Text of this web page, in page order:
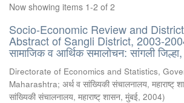
Now showing items 1-2 of 2
Socio-Economic Review and
Abstract of Sangli District, 2003-
सामाजिक व आर्थिक समालोचन: सांगली
Directorate of Economics and Statistics,
Maharashtra; अर्थ व सांख्यिकी संचालनालय, महाराष्ट्
सांख्यिकी संचालनालय, महाराष्ट् शासन, मुंबई, 2004)